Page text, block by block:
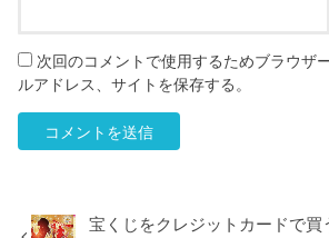
次回のコメントで使用するためブラウザ
ルアドレス、サイトを保存する。
宝くじをクレジットカードで買